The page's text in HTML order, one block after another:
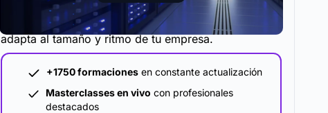
La metodología y plataforma de formación que se
adapta al tamaño y ritmo de tu empresa.
+1750 formaciones en constante actualización
Masterclasses en vivo con profesionales
destacados